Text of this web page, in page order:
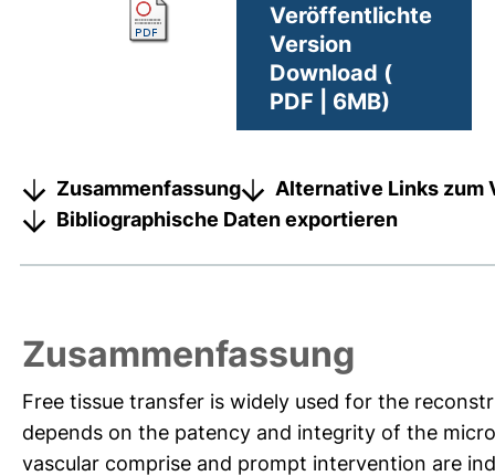
Veröffentlichte
Version
Download (
PDF | 6MB)
Zusammenfassung
Alternative Links zum
Bibliographische Daten exportieren
Zusammenfassung
Free tissue transfer is widely used for the
depends on the patency and integrity of the
vascular comprise and prompt intervention are